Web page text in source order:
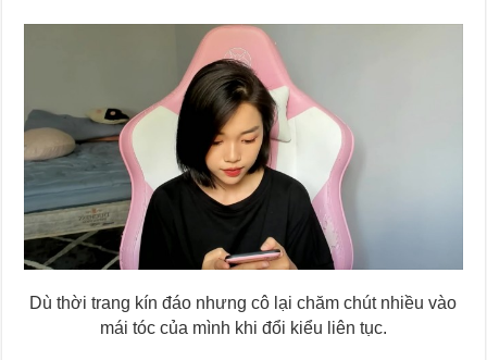
Dù thời trang kín đáo nhưng cô lại chăm chút nhiều vào
mái tóc của mình khi đổi kiểu liên tục.